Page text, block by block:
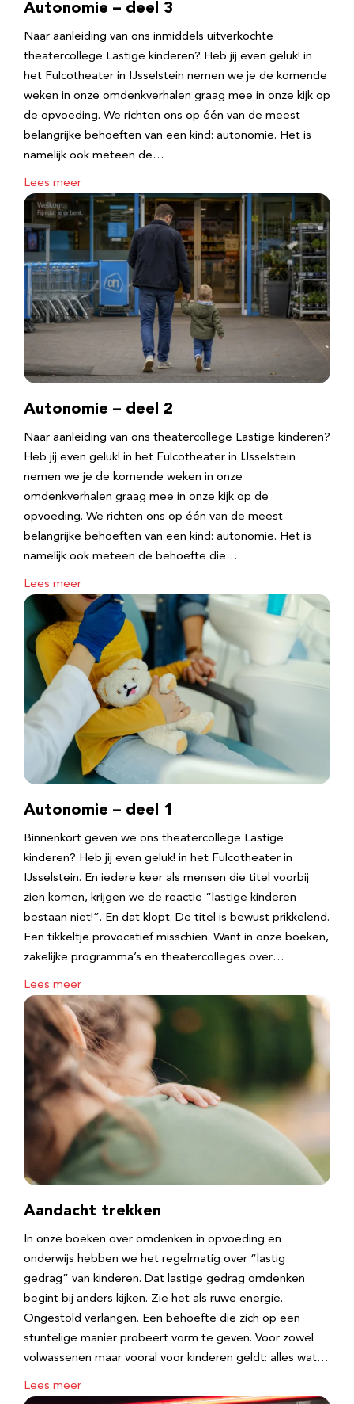
Autonomie – deel 3
Naar aanleiding van ons inmiddels uitverkochte
theatercollege Lastige kinderen? Heb jij even geluk! in
het Fulcotheater in IJsselstein nemen we je de komende
weken in onze omdenkverhalen graag mee in onze kijk op
de opvoeding. We richten ons op één van de meest
belangrijke behoeften van een kind: autonomie. Het is
namelijk ook meteen de…
Lees meer
Autonomie – deel 2
Naar aanleiding van ons theatercollege Lastige kinderen?
Heb jij even geluk! in het Fulcotheater in IJsselstein
nemen we je de komende weken in onze
omdenkverhalen graag mee in onze kijk op de
opvoeding. We richten ons op één van de meest
belangrijke behoeften van een kind: autonomie. Het is
namelijk ook meteen de behoefte die…
Lees meer
Autonomie – deel 1
Binnenkort geven we ons theatercollege Lastige
kinderen? Heb jij even geluk! in het Fulcotheater in
IJsselstein. En iedere keer als mensen die titel voorbij
zien komen, krijgen we de reactie “lastige kinderen
bestaan niet!”. En dat klopt. De titel is bewust prikkelend.
Een tikkeltje provocatief misschien. Want in onze boeken,
zakelijke programma’s en theatercolleges over…
Lees meer
Aandacht trekken
In onze boeken over omdenken in opvoeding en
onderwijs hebben we het regelmatig over “lastig
gedrag” van kinderen. Dat lastige gedrag omdenken
begint bij anders kijken. Zie het als ruwe energie.
Ongestold verlangen. Een behoefte die zich op een
stuntelige manier probeert vorm te geven. Voor zowel
volwassenen maar vooral voor kinderen geldt: alles wat…
Lees meer